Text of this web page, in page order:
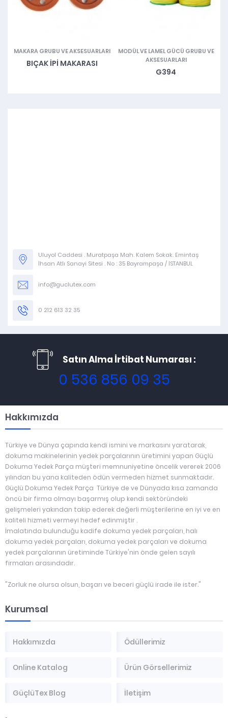
MAKARA GRUBU VE AKSESUARLARI
BIÇAK İPI MAKARASI
MODÜL VE LAMEL GÜCÜ GRUBU VE
AKSESUARLARI
G394
Uluyol Caddesi . Muratpaşa Mah. Kalem Sokak. Emintaş
İhsan Atlı Sanayi Sitesi . No : 35 Bayrampaşa / İSTANBUL
info@guclutex.com
0 212 613 32 35
Satın Alma İrtibat Numarası :
0 536 856 09 35
Hakkımızda
Türkiye ve Dünya çapında kendi ismini ve markasını yaratarak,
dokuma makinelerinin yedek parçalarının üretimini yapan Güçlü
Dokuma Yedek Parça müşteri memnuniyetine öncelik vererek 2006
yılından bu yana kaliteden ödün vermeden hizmet sunmaktadır.
Güçlü Dokuma Yedek Parça Türkiye de ve Dünyada kısa zamanda
öncü bir firma olmayı başarmış olup kendi sektöründeki
gelişmeleri yakından takip ederek değerli müşterilerine en iyi ve en
kaliteli hizmeti vermeyi hedef edinmiştir .
İmalatında bulunduğu kadife dokuma yedek parçaları, halı
dokuma yedek parçaları, dokuma yedek parçaları ve dokuma
yedek parçalarının üretiminde Türkiye'nin önde gelen sayılı
firmaları arasındadır.
"Zorluk ne olursa olsun, başarı ve beceri güçlü irade ile ister."
Kurumsal
Hakkımızda Ödüllerimiz
Online Katalog Ürün Görsellerimiz
GüçlüTex Blog İletişim